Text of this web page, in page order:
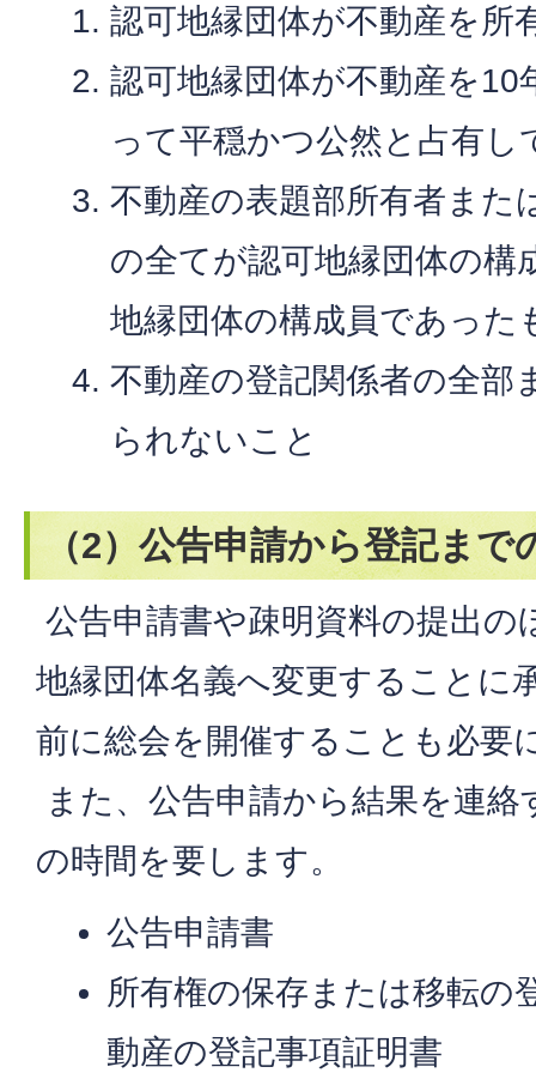
認可地縁団体が不動産を所
認可地縁団体が不動産を10
って平穏かつ公然と占有し
不動産の表題部所有者また
の全てが認可地縁団体の構
地縁団体の構成員であった
不動産の登記関係者の全部
られないこと
（2）公告申請から登記まで
公告申請書や疎明資料の提出の
地縁団体名義へ変更することに
前に総会を開催することも必要
また、公告申請から結果を連
の時間を要します。
公告申請書
所有権の保存または移転の
動産の登記事項証明書